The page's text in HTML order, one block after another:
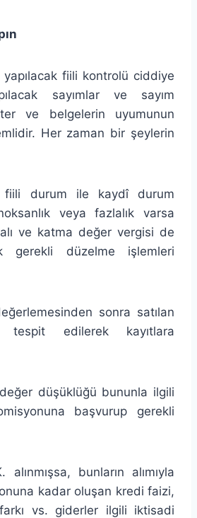
fiili kontrolü ciddiye
sayımlar ve sayım
ve belgelerin uyumunun
Her zaman bir şeylerin
fiili durum ile kaydî durum
veya fazlalık varsa
ve katma değer vergisi de
gerekli düzelme işlemleri
sonra satılan
tespit edilerek kayıtlara
düşüklüğü bununla ilgili
başvurup gerekli
alınmışsa, bunların alımıyla
kadar oluşan kredi faizi,
vs. giderler ilgili iktisadi